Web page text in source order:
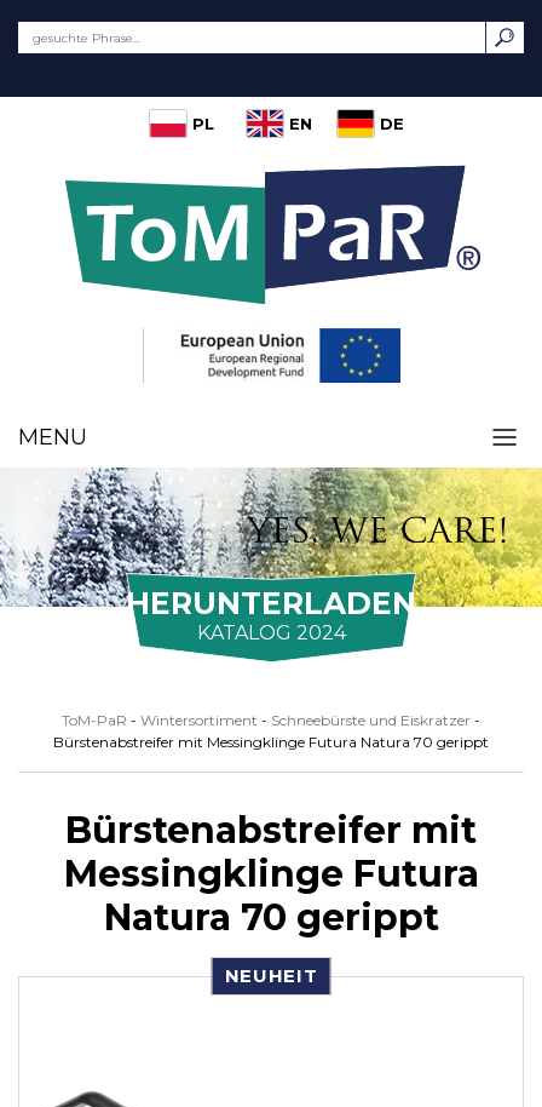
PL EN DE
MENU
HERUNTERLADEN
KATALOG 2024
ToM-PaR - Wintersortiment - Schneebürste und Eiskratzer -
Bürstenabstreifer mit Messingklinge Futura Natura 70 gerippt
Bürstenabstreifer mit
Messingklinge Futura
Natura 70 gerippt
NEUHEIT